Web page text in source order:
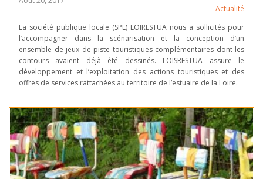
Actualité
La société publique locale (SPL) LOIRESTUA nous a sollicités pour
l’accompagner dans la scénarisation et la conception d’un
ensemble de jeux de piste touristiques complémentaires dont les
contours avaient déjà été dessinés. LOISRESTUA assure le
développement et l’exploitation des actions touristiques et des
offres de services rattachées au territoire de l’estuaire de la Loire.